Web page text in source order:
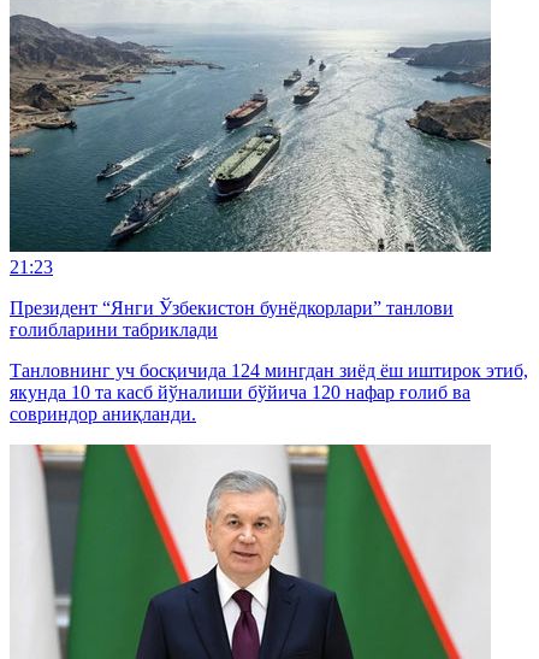
21:23
Президент “Янги Ўзбекистон бунёдкорлари” танлови
ғолибларини табриклади
Танловнинг уч босқичида 124 мингдан зиёд ёш иштирок этиб,
якунда 10 та касб йўналиши бўйича 120 нафар ғолиб ва
совриндор аниқланди.